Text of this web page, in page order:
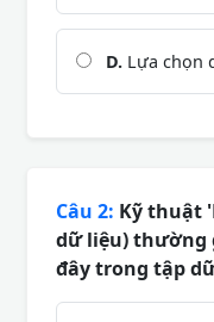
D. Lựa chọn
Câu 2: Kỹ thuật
dữ liệu) thường
đây trong tập